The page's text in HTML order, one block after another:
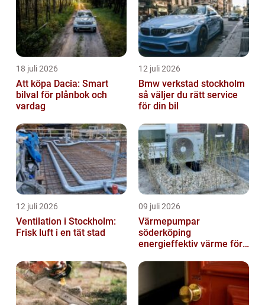
18 juli 2026
Att köpa Dacia: Smart
bilval för plånbok och
vardag
12 juli 2026
Bmw verkstad stockholm
så väljer du rätt service
för din bil
12 juli 2026
Ventilation i Stockholm:
Frisk luft i en tät stad
09 juli 2026
Värmepumpar
söderköping
energieffektiv värme för